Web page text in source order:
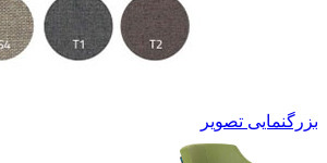
بزرگنمایی تصویر